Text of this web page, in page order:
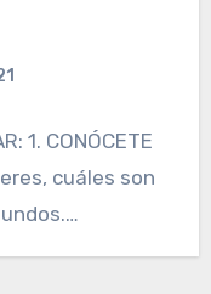
1. CONÓCETE
cuáles son